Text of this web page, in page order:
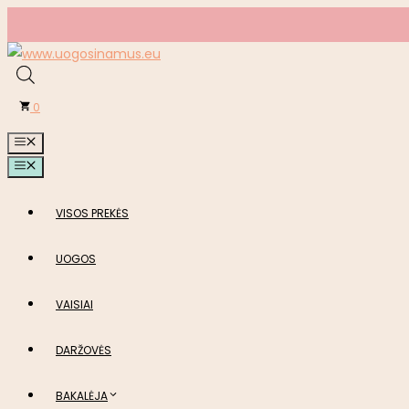
prie
turinio
0
VISOS PREKĖS
UOGOS
VAISIAI
DARŽOVĖS
BAKALĖJA